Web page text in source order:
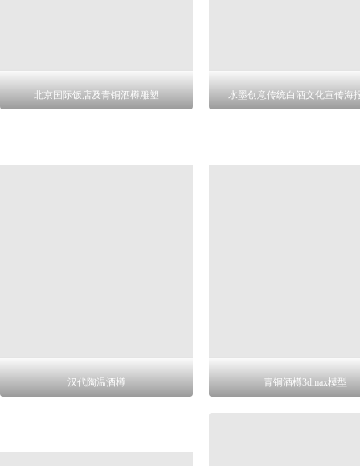
北京国际饭店及青铜酒樽雕塑 水墨创意传统白酒文化宣传海
汉代陶温酒樽 青铜酒樽3dmax模型